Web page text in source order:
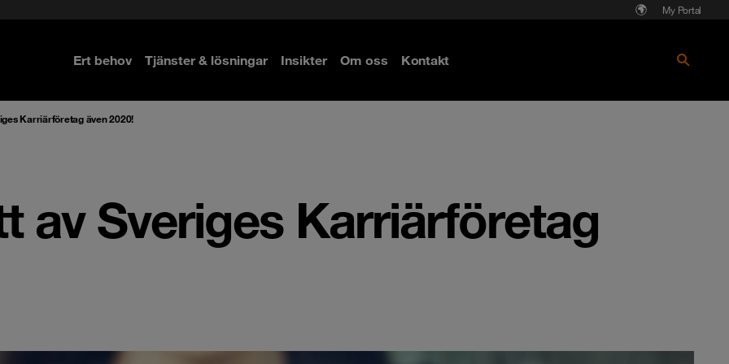
My Portal
Ert behov Tjänster & lösningar Insikter Om oss Kontakt
Karriärföretag även 2020!
av Sveriges Karriärföretag